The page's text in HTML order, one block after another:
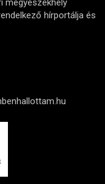
megyeszékhely
hírportálja és